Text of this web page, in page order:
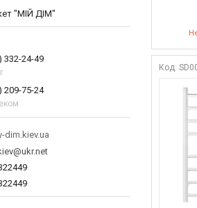
"МІЙ ДІМ"
332-24-49
209-75-24
dim.kiev.ua